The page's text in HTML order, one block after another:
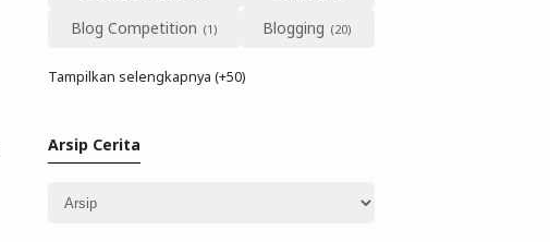
Blog Competition
Blogging
Tampilkan selengkapnya (+50)
Arsip Cerita